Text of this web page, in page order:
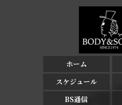
ホーム
スケジュール
BS通信